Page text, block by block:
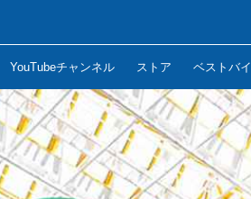
YouTubeチャンネル ストア ベストバイ